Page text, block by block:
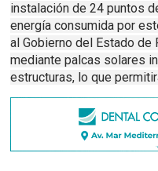
instalación de 24 puntos
energía consumida por
al Gobierno del Estado de
mediante palcas solares
estructuras, lo que